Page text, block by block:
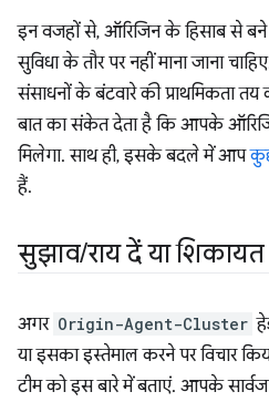
इन वजहों से, ऑरिजिन के हिसाब से
सुविधा के तौर पर नहीं माना जाना
संसाधनों के बंटवारे की प्राथमिकता
बात का संकेत देता है कि आपके
मिलेगा. साथ ही, इसके बदले में आप
हैं.
सुझाव/राय दें या
अगर Origin-Agent-Cluster
या इसका इस्तेमाल करने पर विचार
टीम को इस बारे में बताएं. आपके